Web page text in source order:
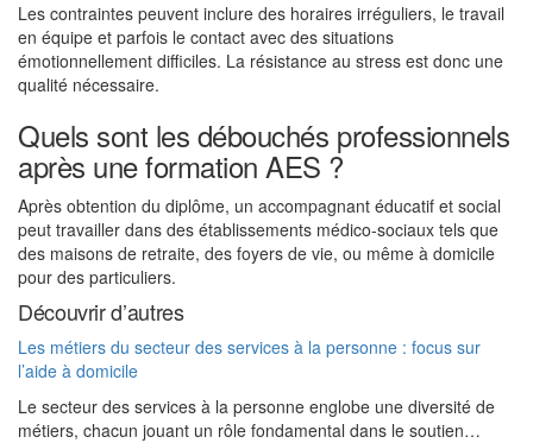
Les contraintes peuvent inclure des horaires irréguliers, le travail
en équipe et parfois le contact avec des situations
émotionnellement difficiles. La résistance au stress est donc une
qualité nécessaire.
Quels sont les débouchés professionnels
après une formation AES ?
Après obtention du diplôme, un accompagnant éducatif et social
peut travailler dans des établissements médico-sociaux tels que
des maisons de retraite, des foyers de vie, ou même à domicile
pour des particuliers.
Découvrir d’autres
Les métiers du secteur des services à la personne : focus sur
l’aide à domicile
Le secteur des services à la personne englobe une diversité de
métiers, chacun jouant un rôle fondamental dans le soutien…